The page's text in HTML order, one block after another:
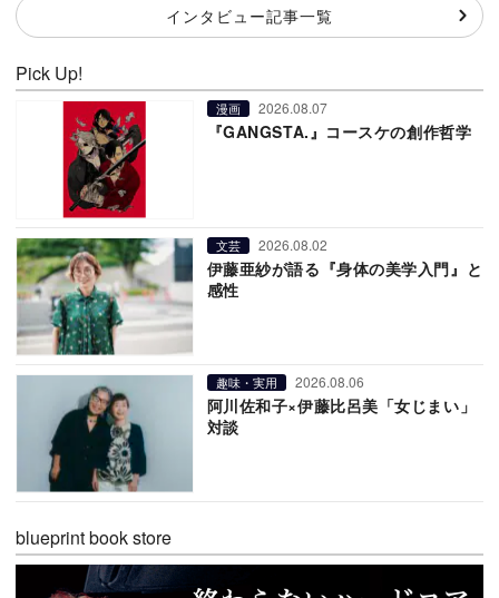
インタビュー記事一覧
Pick Up!
漫画 2026.08.07
『GANGSTA.』コースケの創作哲学
文芸 2026.08.02
伊藤亜紗が語る『身体の美学入門』と
感性
趣味・実用 2026.08.06
阿川佐和子×伊藤比呂美「女じまい」
対談
blueprint book store